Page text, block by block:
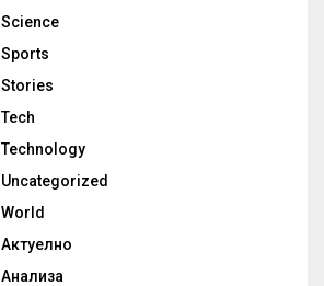
Science
Sports
Stories
Tech
Technology
Uncategorized
World
Актуелно
Анализа